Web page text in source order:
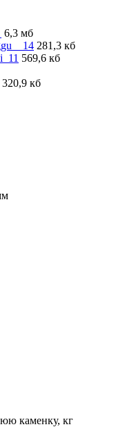
6,3 мб
281,3 кб
569,6 кб
320,9 кб
каменку, кг